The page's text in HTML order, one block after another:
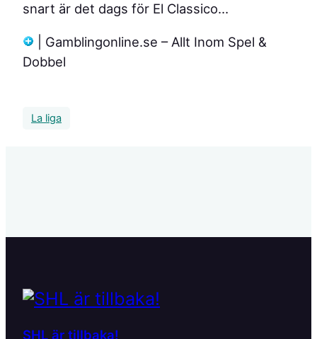
snart är det dags för El Classico…
| Gamblingonline.se – Allt Inom Spel &
Dobbel
La liga
SHL är tillbaka!